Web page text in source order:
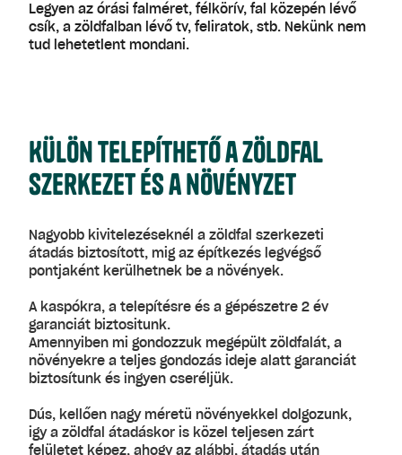
Legyen az órási falméret, félkörív, fal közepén lévő
csík, a zöldfalban lévő tv, feliratok, stb. Nekünk nem
tud lehetetlent mondani.
Külön telepíthető a zöldfal
szerkezet és a növényzet
Nagyobb kivitelezéseknél a zöldfal szerkezeti
átadás biztosított, mig az építkezés legvégső
pontjaként kerülhetnek be a növények.
A kaspókra, a telepítésre és a gépészetre 2 év
garanciát biztositunk.
Amennyiben mi gondozzuk megépült zöldfalát, a
növényekre a teljes gondozás ideje alatt garanciát
biztosítunk és ingyen cseréljük.
Dús, kellően nagy méretü növényekkel dolgozunk,
igy a zöldfal átadáskor is közel teljesen zárt
felületet képez, ahogy az alábbi, átadás után